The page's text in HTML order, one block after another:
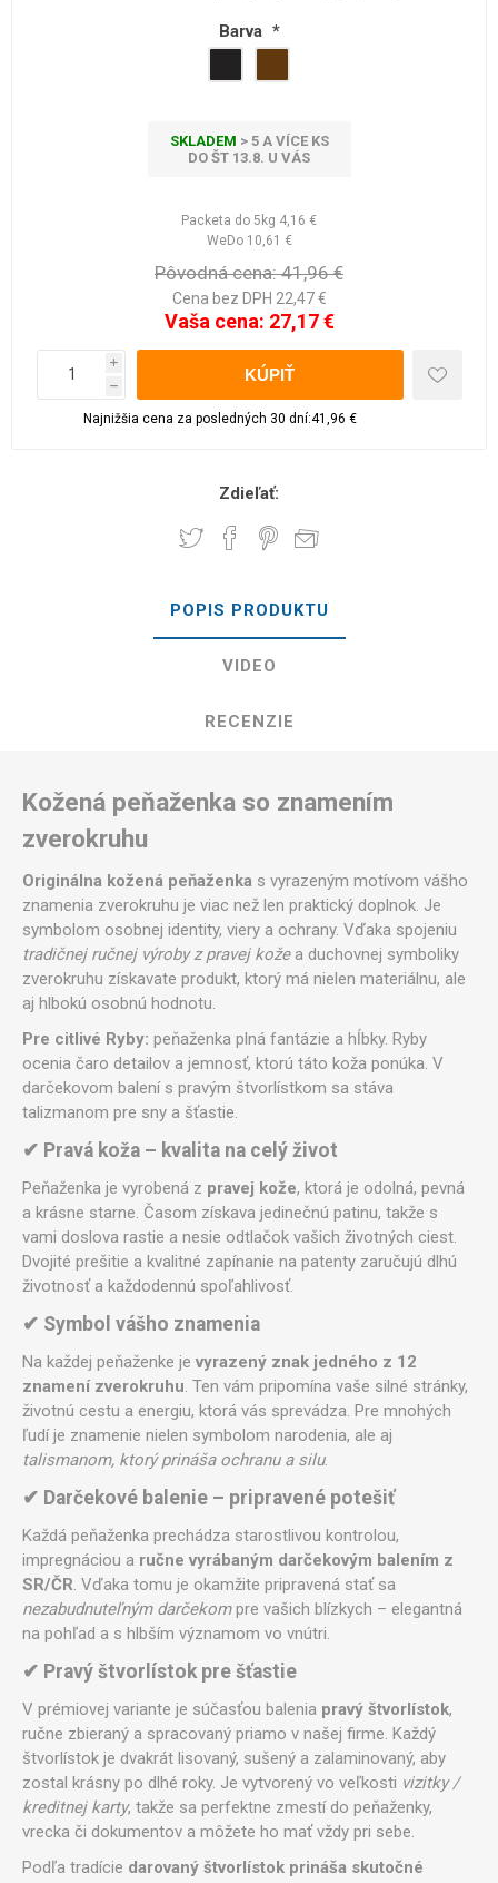
Barva *
SKLADEM > 5 A VÍCE KS
DO ŠT 13.8. U VÁS
Packeta do 5kg 4,16 €
WeDo 10,61 €
Pôvodná cena: 41,96 €
Cena bez DPH 22,47 €
Vaša cena: 27,17 €
i
h
Najnižšia cena za posledných 30 dní:41,96 €
Zdieľať:
POPIS PRODUKTU
VIDEO
RECENZIE
Kožená peňaženka so znamením
zverokruhu
Originálna kožená peňaženka s vyrazeným motívom vášho
znamenia zverokruhu je viac než len praktický doplnok. Je
symbolom osobnej identity, viery a ochrany. Vďaka spojeniu
tradičnej ručnej výroby z pravej kožea duchovnej symboliky
zverokruhu získavate produkt, ktorý má nielen materiálnu, ale
aj hlbokú osobnú hodnotu.
Pre citlivé Ryby: peňaženka plná fantázie a hĺbky. Ryby
ocenia čaro detailov a jemnosť, ktorú táto koža ponúka. V
darčekovom balení s pravým štvorlístkom sa stáva
talizmanom pre sny a šťastie.
✔ Pravá koža – kvalita na celý život
Peňaženka je vyrobená z pravej kože, ktorá je odolná, pevná
a krásne starne. Časom získava jedinečnú patinu, takže s
vami doslova rastie a nesie odtlačok vašich životných ciest.
Dvojité prešitie a kvalitné zapínanie na patenty zaručujú dlhú
životnosť a každodennú spoľahlivosť.
✔ Symbol vášho znamenia
Na každej peňaženke je vyrazený znak jedného z 12
znamení zverokruhu. Ten vám pripomína vaše silné stránky,
životnú cestu a energiu, ktorá vás sprevádza. Pre mnohých
ľudí je znamenie nielen symbolom narodenia, ale aj
talismanom, ktorý prináša ochranu a silu.
✔ Darčekové balenie – pripravené potešiť
Každá peňaženka prechádza starostlivou kontrolou,
impregnáciou a ručne vyrábaným darčekovým balením z
SR/ČR. Vďaka tomu je okamžite pripravená stať sa
nezabudnuteľným darčekompre vašich blízkych – elegantná
na pohľad a s hlbším významom vo vnútri.
✔ Pravý štvorlístok pre šťastie
V prémiovej variante je súčasťou balenia pravý štvorlístok,
ručne zbieraný a spracovaný priamo v našej firme. Každý
štvorlístok je dvakrát lisovaný, sušený a zalaminovaný, aby
zostal krásny po dlhé roky. Je vytvorený vo veľkosti vizitky /
kreditnej karty, takže sa perfektne zmestí do peňaženky,
vrecka či dokumentov a môžete ho mať vždy pri sebe.
Podľa tradície darovaný štvorlístok prináša skutočné